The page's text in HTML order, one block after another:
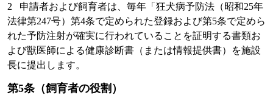
2 申請者および飼育者は、毎年「狂犬病予防法（昭和25年
法律第247号）第4条で定められた登録および第5条で定めら
れた予防注射が確実に行われていることを証明する書類お
よび獣医師による健康診断書（または情報提供書）を施設
長に提出します。
第5条（飼育者の役割）